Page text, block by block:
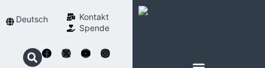
Deutsch
Kontakt
Spende